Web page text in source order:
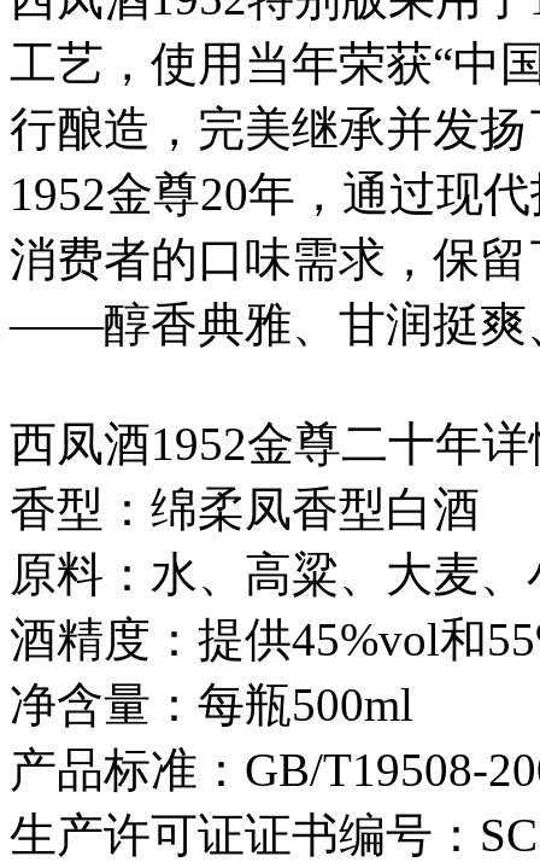
工艺，使用当年荣获“中
行酿造，完美继承并发
1952金尊20年，通过现
消费者的口味需求，保
——醇香典雅、甘润挺爽
西凤酒1952金尊二十年
香型：绵柔凤香型白酒
原料：水、高粱、大麦
酒精度：提供45%vol和
净含量：每瓶500ml
产品标准：GB/T19508-
生产许可证证书编号：